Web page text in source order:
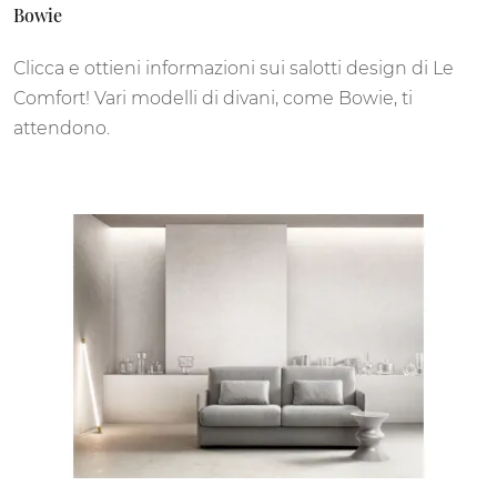
Bowie
Clicca e ottieni informazioni sui salotti design di Le
Comfort! Vari modelli di divani, come Bowie, ti
attendono.